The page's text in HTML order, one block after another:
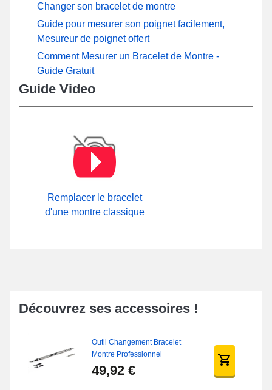
Changer son bracelet de montre
Guide pour mesurer son poignet facilement,
Mesureur de poignet offert
Comment Mesurer un Bracelet de Montre -
Guide Gratuit
Guide Video
Remplacer le bracelet
d'une montre classique
Découvrez ses accessoires !
Outil Changement Bracelet
Montre Professionnel
49,92 €